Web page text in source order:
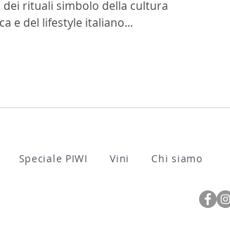
dei rituali simbolo della cultura
e del lifestyle italiano...
Speciale PIWI Vini Chi siamo